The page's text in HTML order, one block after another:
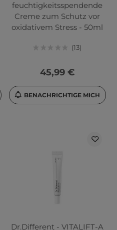
feuchtigkeitsspendende
Creme zum Schutz vor
oxidativem Stress - 50ml
13
45,99 €
BENACHRICHTIGE MICH
Dr.Different - VITALIFT-A